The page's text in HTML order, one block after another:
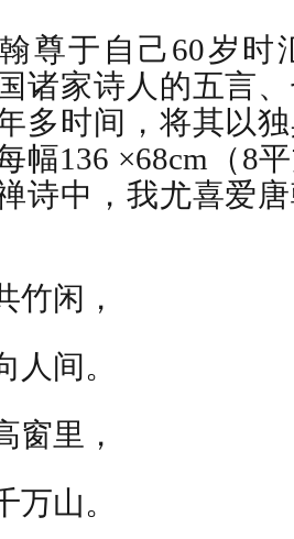
尊于自己60岁
诸家诗人的五言
多时间，将其以
幅136 ×68cm（8
诗中，我尤喜爱
竹闲，
人间。
窗里，
万山。